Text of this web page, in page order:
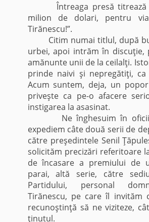
Întreaga presă titrează
milion de dolari, pentru
Tirănescu!”.
Citim numai titlul, după
urbei, apoi intrăm în discuţie,
amănunte unii de la ceilalţi.
prinde naivi şi nepregătiţi, ca
Acum suntem, deja, un
priveşte ca pe-o afacere
instigarea la asasinat.
Ne înghesuim în
expediem câte două serii de
către preşedintele Senil
solicităm precizări referitoare
de încasare a premiului de
parai, altă serie, către
Partidului, personal
Tirănescu, pe care îl invităm
recunoştinţă să ne viziteze,
ţinutul.